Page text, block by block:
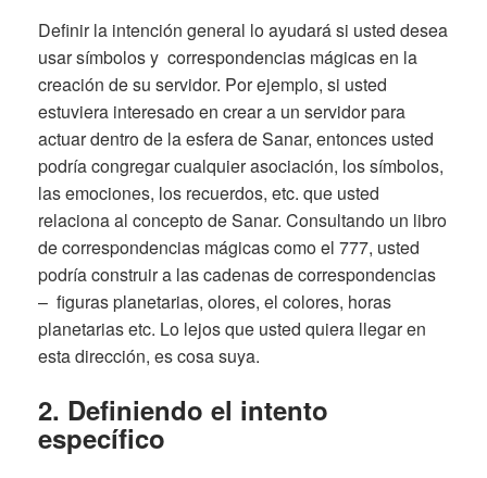
Definir la intención general lo ayudará si usted desea
usar símbolos y correspondencias mágicas en la
creación de su servidor. Por ejemplo, si usted
estuviera interesado en crear a un servidor para
actuar dentro de la esfera de Sanar, entonces usted
podría congregar cualquier asociación, los símbolos,
las emociones, los recuerdos, etc. que usted
relaciona al concepto de Sanar. Consultando un libro
de correspondencias mágicas como el 777, usted
podría construir a las cadenas de correspondencias
– figuras planetarias, olores, el colores, horas
planetarias etc. Lo lejos que usted quiera llegar en
esta dirección, es cosa suya.
2. Definiendo el intento
específico